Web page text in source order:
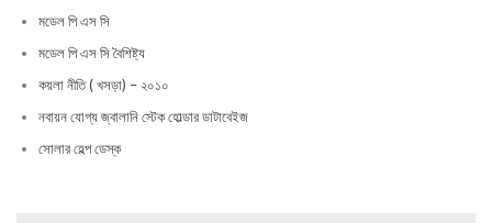
মডেল পি এস সি
মডেল পি এস সি বৈশিষ্ট্য
কয়লা নীতি ( খসড়া) – ২০১০
নবায়ন যোগ্য জ্বালানি স্টেক হোল্ডার ডাটাবেইজ
সোলার হেল্প ডেস্ক